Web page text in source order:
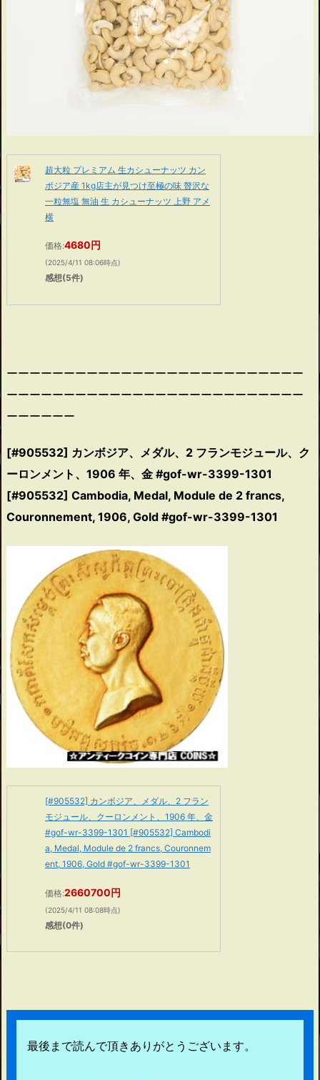
超大粒 プレミアム 生カシューナッツ カン
ボジア産 1kg店主が見つけ至極の味 贅沢な
一粒無塩 無油 生 カシューナッツ 上野 アメ
横
価格:4680円
(2025/4/11 08:06時点)
感想(5件)
ーーーーーーーーーーーーーーーーーーーーーーーーーー
ーーーーーーーーーーーーーーーーーーーーーーーーーー
ーーーーーー
[#905532] カンボジア、メダル、2 フランモジュール、ク
ーロンメント、1906 年、金 #gof-wr-3399-1301
[#905532] Cambodia, Medal, Module de 2 francs,
Couronnement, 1906, Gold #gof-wr-3399-1301
[#905532] カンボジア、メダル、2 フラン
モジュール、クーロンメント、1906 年、金
#gof-wr-3399-1301 [#905532] Cambodi
a, Medal, Module de 2 francs, Couronnem
ent, 1906, Gold #gof-wr-3399-1301
価格:2660700円
(2025/4/11 08:08時点)
感想(0件)
最後まで読んで頂きありがとうございます。